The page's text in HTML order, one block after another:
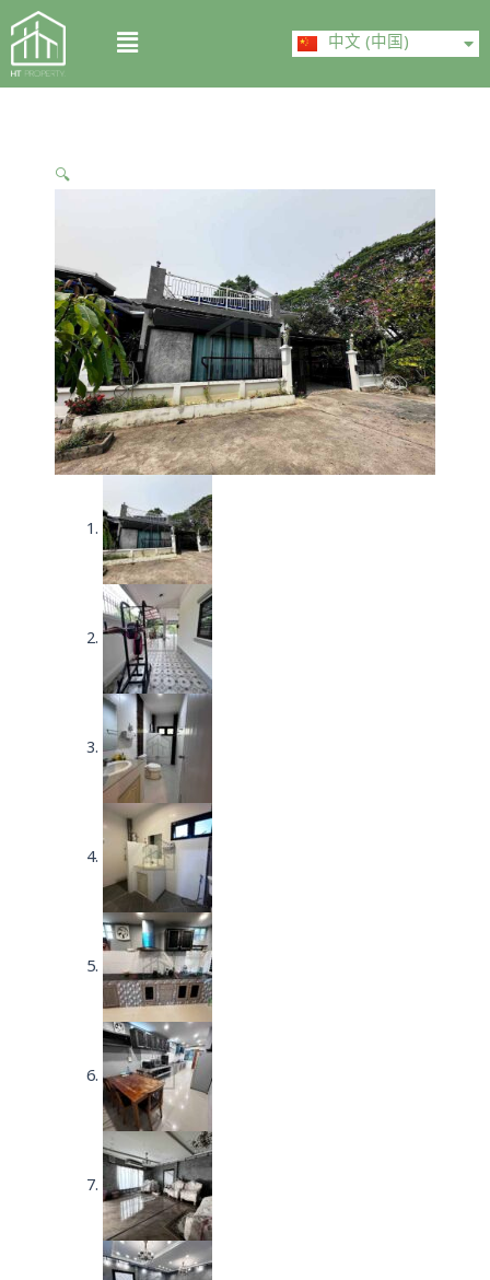
Skip
to
content
Menu 中文 (中国)
English
🔍